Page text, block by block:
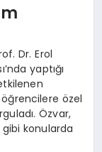
Dr. Erol
yaptığı
özel
Özvar,
konularda